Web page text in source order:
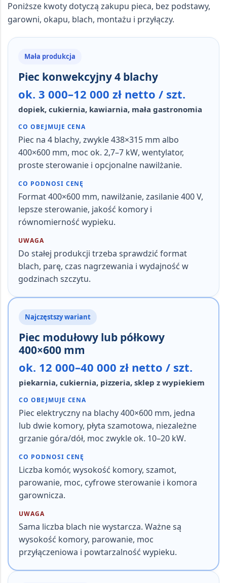
Poniższe kwoty dotyczą zakupu pieca, bez podstawy,
garowni, okapu, blach, montażu i przyłączy.
Mała produkcja
Piec konwekcyjny 4 blachy
ok. 3 000–12 000 zł netto / szt.
dopiek, cukiernia, kawiarnia, mała gastronomia
CO OBEJMUJE CENA
Piec na 4 blachy, zwykle 438×315 mm albo
400×600 mm, moc ok. 2,7–7 kW, wentylator,
proste sterowanie i opcjonalne nawilżanie.
CO PODNOSI CENĘ
Format 400×600 mm, nawilżanie, zasilanie 400 V,
lepsze sterowanie, jakość komory i
równomierność wypieku.
UWAGA
Do stałej produkcji trzeba sprawdzić format
blach, parę, czas nagrzewania i wydajność w
godzinach szczytu.
Najczęstszy wariant
Piec modułowy lub półkowy
400×600 mm
ok. 12 000–40 000 zł netto / szt.
piekarnia, cukiernia, pizzeria, sklep z wypiekiem
CO OBEJMUJE CENA
Piec elektryczny na blachy400×600 mm, jedna
lub dwie komory, płyta szamotowa, niezależne
grzanie góra/dół, moc zwykle ok. 10–20 kW.
CO PODNOSI CENĘ
Liczba komór, wysokość komory, szamot,
parowanie, moc, cyfrowe sterowanie i komora
garownicza.
UWAGA
Sama liczba blach nie wystarcza. Ważne są
wysokość komory, parowanie, moc
przyłączeniowa i powtarzalność wypieku.